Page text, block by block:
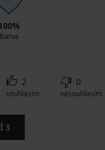
Barva
2
souhlasím
0
nesouhlasím
3